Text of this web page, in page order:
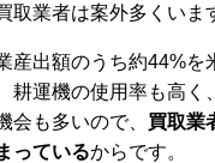
取業者は案外多くいま
産出額のうち約44%を
耕運機の使用率も高く
会も多いので、 買取業
っているからです。